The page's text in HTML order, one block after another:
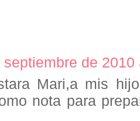
septiembre de 2010
Mari,a mis
nota para